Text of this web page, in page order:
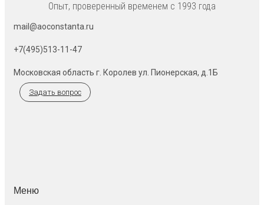
Опыт, проверенный временем с 1993 года
mail@aoconstanta.ru
+7(495)513-11-47
Московская область г. Королев ул. Пионерская, д.1Б
Задать вопрос
Меню